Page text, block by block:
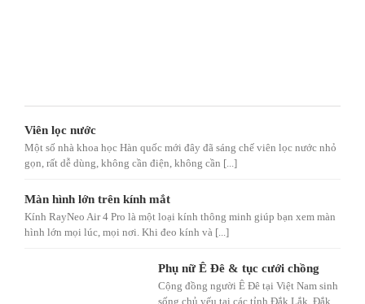
Viên lọc nước
Một số nhà khoa học Hàn quốc mới đây đã sáng chế viên lọc nước nhỏ
gọn, rất dễ dùng, không cần điện, không cần [...]
Màn hình lớn trên kính mắt
Kính RayNeo Air 4 Pro là một loại kính thông minh giúp bạn xem màn
hình lớn mọi lúc, mọi nơi. Khi đeo kính và [...]
Phụ nữ Ê Đê & tục cưới chồng
Cộng đồng người Ê Đê tại Việt Nam sinh
sống chủ yếu tại các tỉnh Đắk Lắk, Đắk